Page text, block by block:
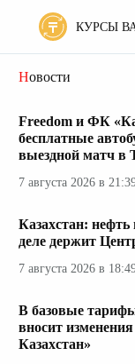
КУРСЫ
Новости
Freedom и ФК
бесплатные
выездной матч в
7 августа 2026 в
Казахстан:
деле держит
7 августа 2026 в
В базовые
вносит
Казахстан»